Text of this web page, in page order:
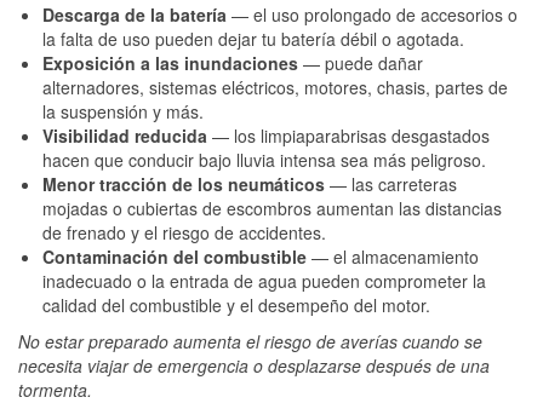
Descarga de la batería — el uso prolongado de accesorios o
la falta de uso pueden dejar tu batería débil o agotada.
Exposición a las inundaciones — puede dañar
alternadores, sistemas eléctricos, motores, chasis, partes de
la suspensión y más.
Visibilidad reducida — los limpiaparabrisas desgastados
hacen que conducir bajo lluvia intensa sea más peligroso.
Menor tracción de los neumáticos — las carreteras
mojadas o cubiertas de escombros aumentan las distancias
de frenado y el riesgo de accidentes.
Contaminación del combustible — el almacenamiento
inadecuado o la entrada de agua pueden comprometer la
calidad del combustible y el desempeño del motor.
No estar preparado aumenta el riesgo de averías cuando se
necesita viajar de emergencia o desplazarse después de una
tormenta.